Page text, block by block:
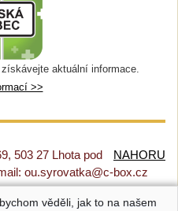
aktuální informace.
>>
NAHORU
503 27 Lhota pod
ou.syrovatka@c-box.cz
web|Nastavení cookies
věděli, jak to na našem